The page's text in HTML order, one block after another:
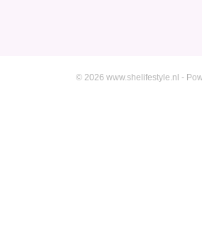
© 2026 www.shelifestyle.nl -